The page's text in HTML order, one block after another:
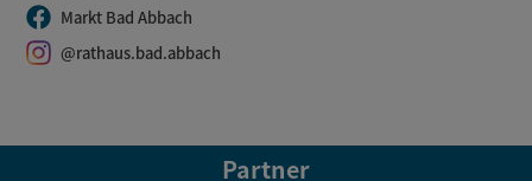
Markt Bad Abbach
@rathaus.bad.abbach
Partner